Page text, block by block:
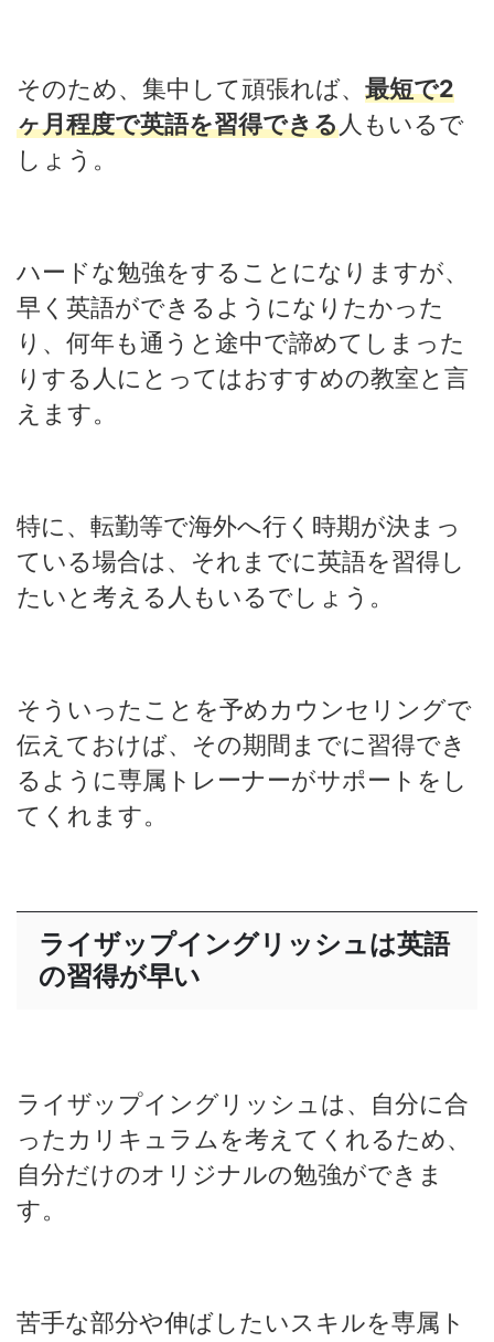
そのため、集中して頑張れば、 最短で2
ヶ月程度で英語を習得できる人もいるで
しょう。
ハードな勉強をすることになりますが、
早く英語ができるようになりたかった
り、何年も通うと途中で諦めてしまった
りする人にとってはおすすめの教室と言
えます。
特に、転勤等で海外へ行く時期が決まっ
ている場合は、それまでに英語を習得し
たいと考える人もいるでしょう。
そういったことを予めカウンセリングで
伝えておけば、その期間までに習得でき
るように専属トレーナーがサポートをし
てくれます。
ライザップイングリッシュは英語
の習得が早い
ライザップイングリッシュは、自分に合
ったカリキュラムを考えてくれるため、
自分だけのオリジナルの勉強ができま
す。
苦手な部分や伸ばしたいスキルを専属ト